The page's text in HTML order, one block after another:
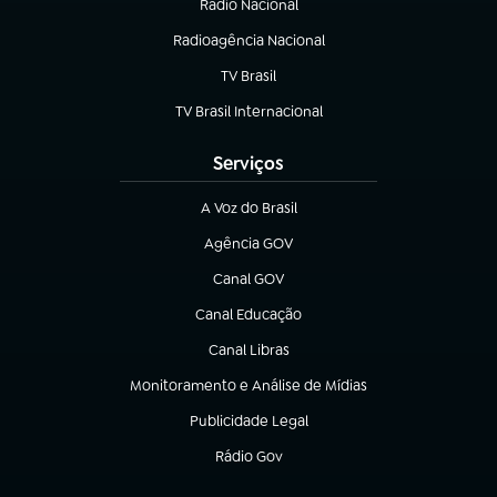
Rádio Nacional
Radioagência Nacional
(abre em nova aba)
TV Brasil
(abre em nova aba)
TV Brasil Internacional
(abre em nova aba)
Serviços
A Voz do Brasil
(abre em nova aba)
Agência GOV
(abre em nova aba)
Canal GOV
(abre em nova aba)
Canal Educação
(abre em nova aba)
Canal Libras
(abre em nova aba)
Monitoramento e Análise de Mídias
(abre em nova aba)
Publicidade Legal
(abre em nova aba)
Rádio Gov
(abre em nova aba)